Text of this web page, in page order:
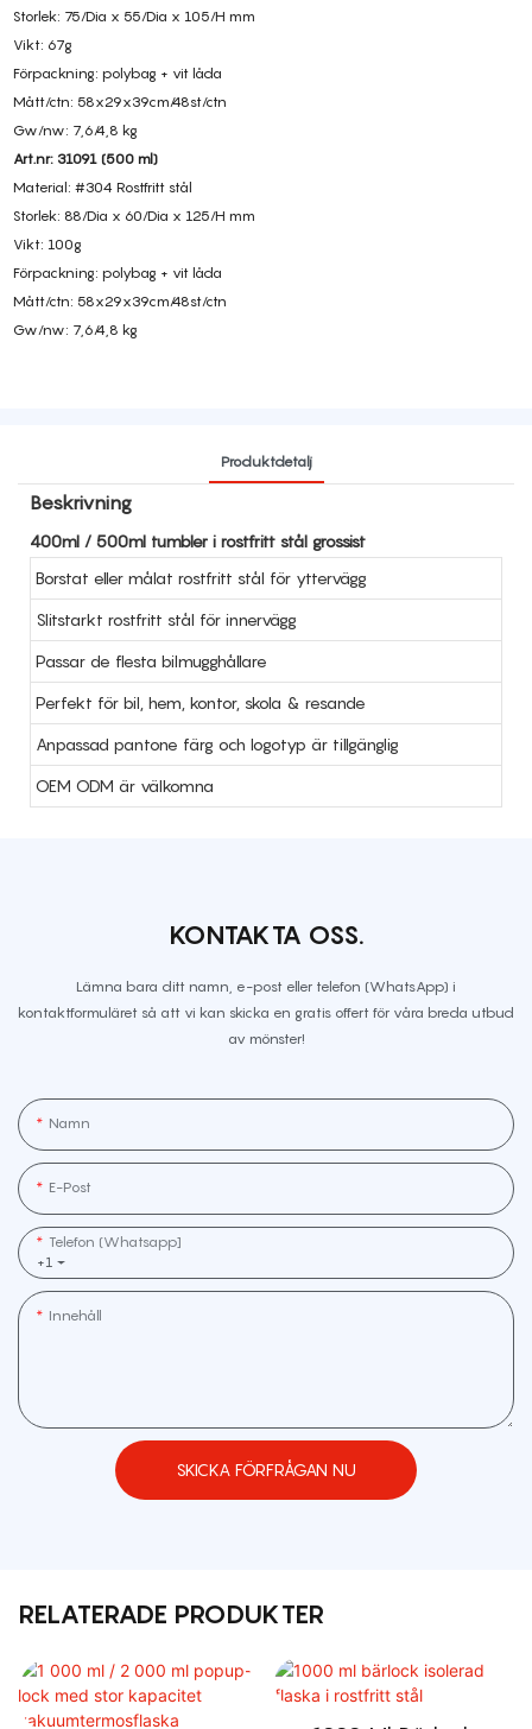
Storlek: 75/Dia x 55/Dia x 105/H mm
Vikt: 67g
Förpackning: polybag + vit låda
Mått/ctn: 58x29x39cm/48st/ctn
Gw/nw: 7,6/4,8 kg
Art.nr: 31091 (500 ml)
Material: #304 Rostfritt stål
Storlek: 88/Dia x 60/Dia x 125/H mm
Vikt: 100g
Förpackning: polybag + vit låda
Mått/ctn: 58x29x39cm/48st/ctn
Gw/nw: 7,6/4,8 kg
Produktdetalj
Beskrivning
400ml / 500ml tumbler i rostfritt stål grossist
Borstat eller målat rostfritt stål för yttervägg
Slitstarkt rostfritt stål för innervägg
Passar de flesta bilmugghållare
Perfekt för bil, hem, kontor, skola & resande
Anpassad pantone färg och logotyp är tillgänglig
OEM ODM är välkomna
KONTAKTA OSS.
Lämna bara ditt namn, e-post eller telefon (WhatsApp) i
kontaktformuläret så att vi kan skicka en gratis offert för våra breda utbud
av mönster!
Namn
E-Post
+1
Telefon (whatsapp]
Innehåll
SKICKA FÖRFRÅGAN NU
RELATERADE PRODUKTER